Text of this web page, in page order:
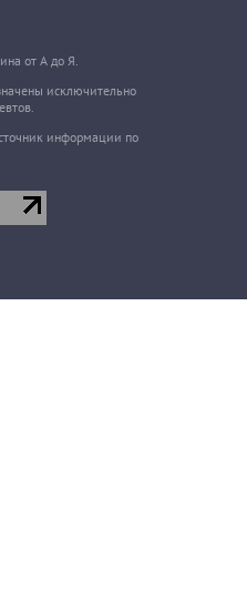
от А до Я.
исключительно
информации по